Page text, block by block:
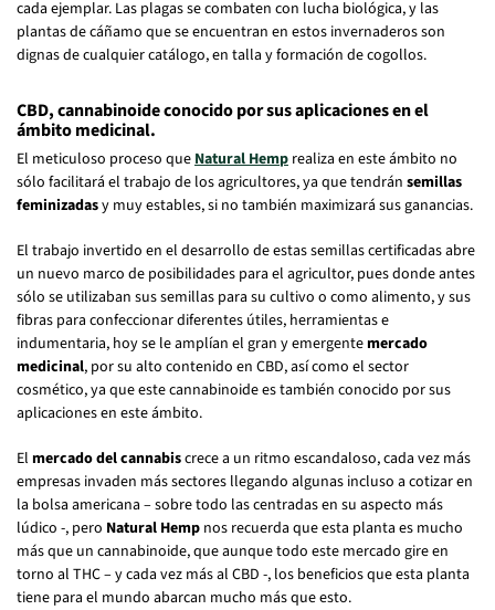
cada ejemplar. Las plagas se combaten con lucha biológica, y las
plantas de cáñamo que se encuentran en estos invernaderos son
dignas de cualquier catálogo, en talla y formación de cogollos.
CBD, cannabinoide conocido por sus aplicaciones en el
ámbito medicinal.
El meticuloso proceso que Natural Hemp realiza en este ámbito no
sólo facilitará el trabajo de los agricultores, ya que tendrán semillas
feminizadasy muy estables, si no también maximizará sus ganancias.
El trabajo invertido en el desarrollo de estas semillas certificadas abre
un nuevo marco de posibilidades para el agricultor, pues donde antes
sólo se utilizaban sus semillas para su cultivo o como alimento, y sus
fibras para confeccionar diferentes útiles, herramientas e
indumentaria, hoy se le amplían el gran y emergentemercado
medicinal, por su alto contenido en CBD, así como el sector
cosmético, ya que este cannabinoide es también conocido por sus
aplicaciones en este ámbito.
El mercado del cannabiscrece a un ritmo escandaloso, cada vez más
empresas invaden más sectores llegando algunas incluso a cotizar en
la bolsa americana – sobre todo las centradas en su aspecto más
lúdico -, pero Natural Hemp nos recuerda que esta planta es mucho
más que un cannabinoide, que aunque todo este mercado gire en
torno al THC – y cada vez más al CBD -, los beneficios que esta planta
tiene para el mundo abarcan mucho más que esto.